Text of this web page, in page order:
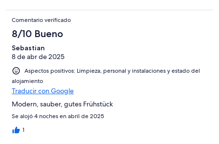
Comentario verificado
8/10 Bueno
Sebastian
8 de abr de 2025
Aspectos positivos: Limpieza, personal y instalaciones y estado del
alojamiento
Traducir con Google
Modern, sauber, gutes Frühstück
Se alojó 4 noches en abril de 2025
1